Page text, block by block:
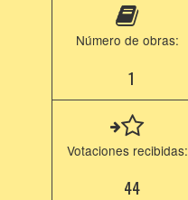
Número de obras:
1
Votaciones recibidas:
44